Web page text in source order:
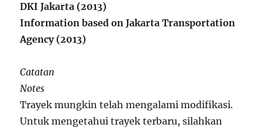
DKI Jakarta (2013)
Information based on Jakarta Transportation
Agency (2013)
Catatan
Notes
Trayek mungkin telah mengalami modifikasi.
Untuk mengetahui trayek terbaru, silahkan